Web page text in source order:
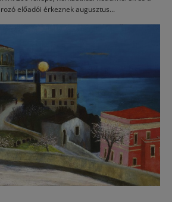
előadói érkeznek augusztus...